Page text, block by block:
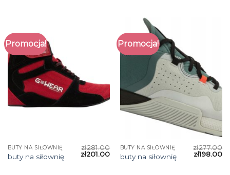
Promocja!
BUTY NA SIŁOWNIĘ
buty na siłownię
zł281.00
zł201.00
Promocja!
BUTY NA SIŁOWNIĘ
buty na siłownię
zł277.00
zł198.00